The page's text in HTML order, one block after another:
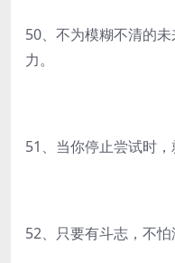
50、不为模糊不清的
力。
51、当你停止尝试时，
52、只要有斗志，不怕